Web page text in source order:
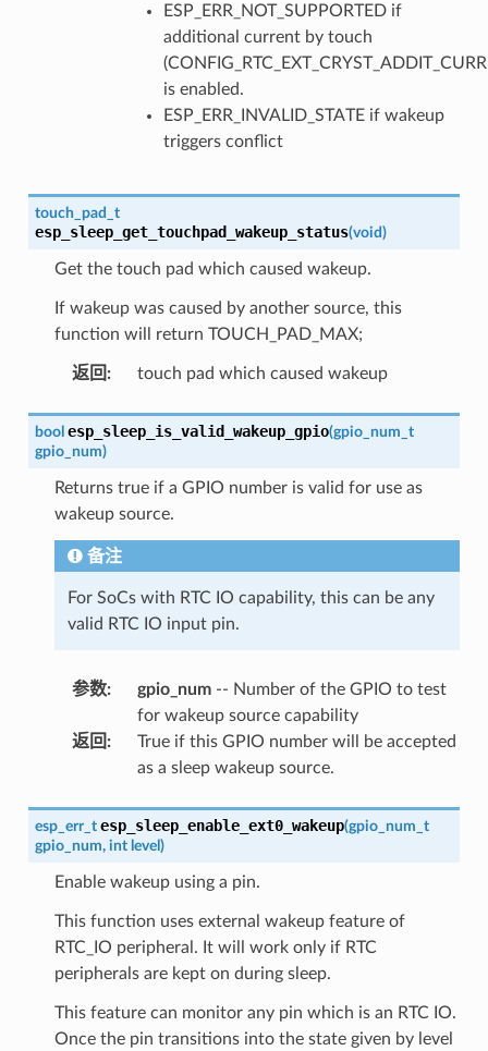
ESP_ERR_NOT_SUPPORTED if
additional current by touch
is enabled.
ESP_ERR_INVALID_STATE if wakeup
triggers conflict
touch_pad_t
esp_sleep_get_touchpad_wakeup_status(void)
Get the touch pad which caused wakeup.
If wakeup was caused by another source, this
function will return TOUCH_PAD_MAX;
返回 : touch pad which caused wakeup
bool esp_sleep_is_valid_wakeup_gpio(gpio_num_t
gpio_num)
Returns true if a GPIO number is valid for use as
wakeup source.
备注
For SoCs with RTC IO capability, this can be any
valid RTC IO input pin.
参数: gpio_num-- Number of the GPIO to test
for wakeup source capability
返回 :
True if this GPIO number will be accepted
as a sleep wakeup source.
esp_err_t esp_sleep_enable_ext0_wakeup(gpio_num_t
gpio_num, int level )
Enable wakeup using a pin.
This function uses external wakeup feature of
RTC_IO peripheral. It will work only if RTC
peripherals are kept on during sleep.
This feature can monitor any pin which is an RTC IO.
Once the pin transitions into the state given by level